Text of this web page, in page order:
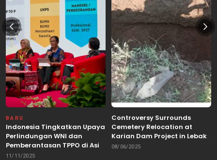
BARU
Indonesia Tingkatkan Upaya
Perlindungan WNI dan
Pemberantasan TPPO di Asia
Tenggara
11/11/2025
Controversy Surrounds
Cemetery Relocation at
Karian Dam Project in Lebak,
Banten
08/06/2025